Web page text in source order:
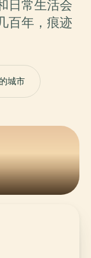
日常生活会
百年，痕迹
城市